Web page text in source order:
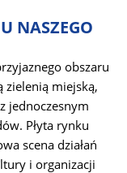
NASZEGO
obszaru
zielenią miejską,
jednoczesnym
Płyta rynku
scena działań
i organizacji